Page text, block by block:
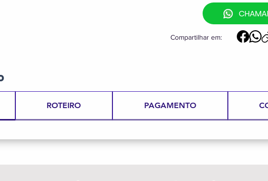
Compartilhar em:
ROTEIRO PAGAMENTO